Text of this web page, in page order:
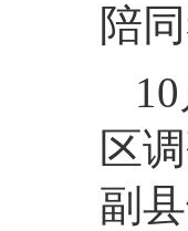
陪
区
副